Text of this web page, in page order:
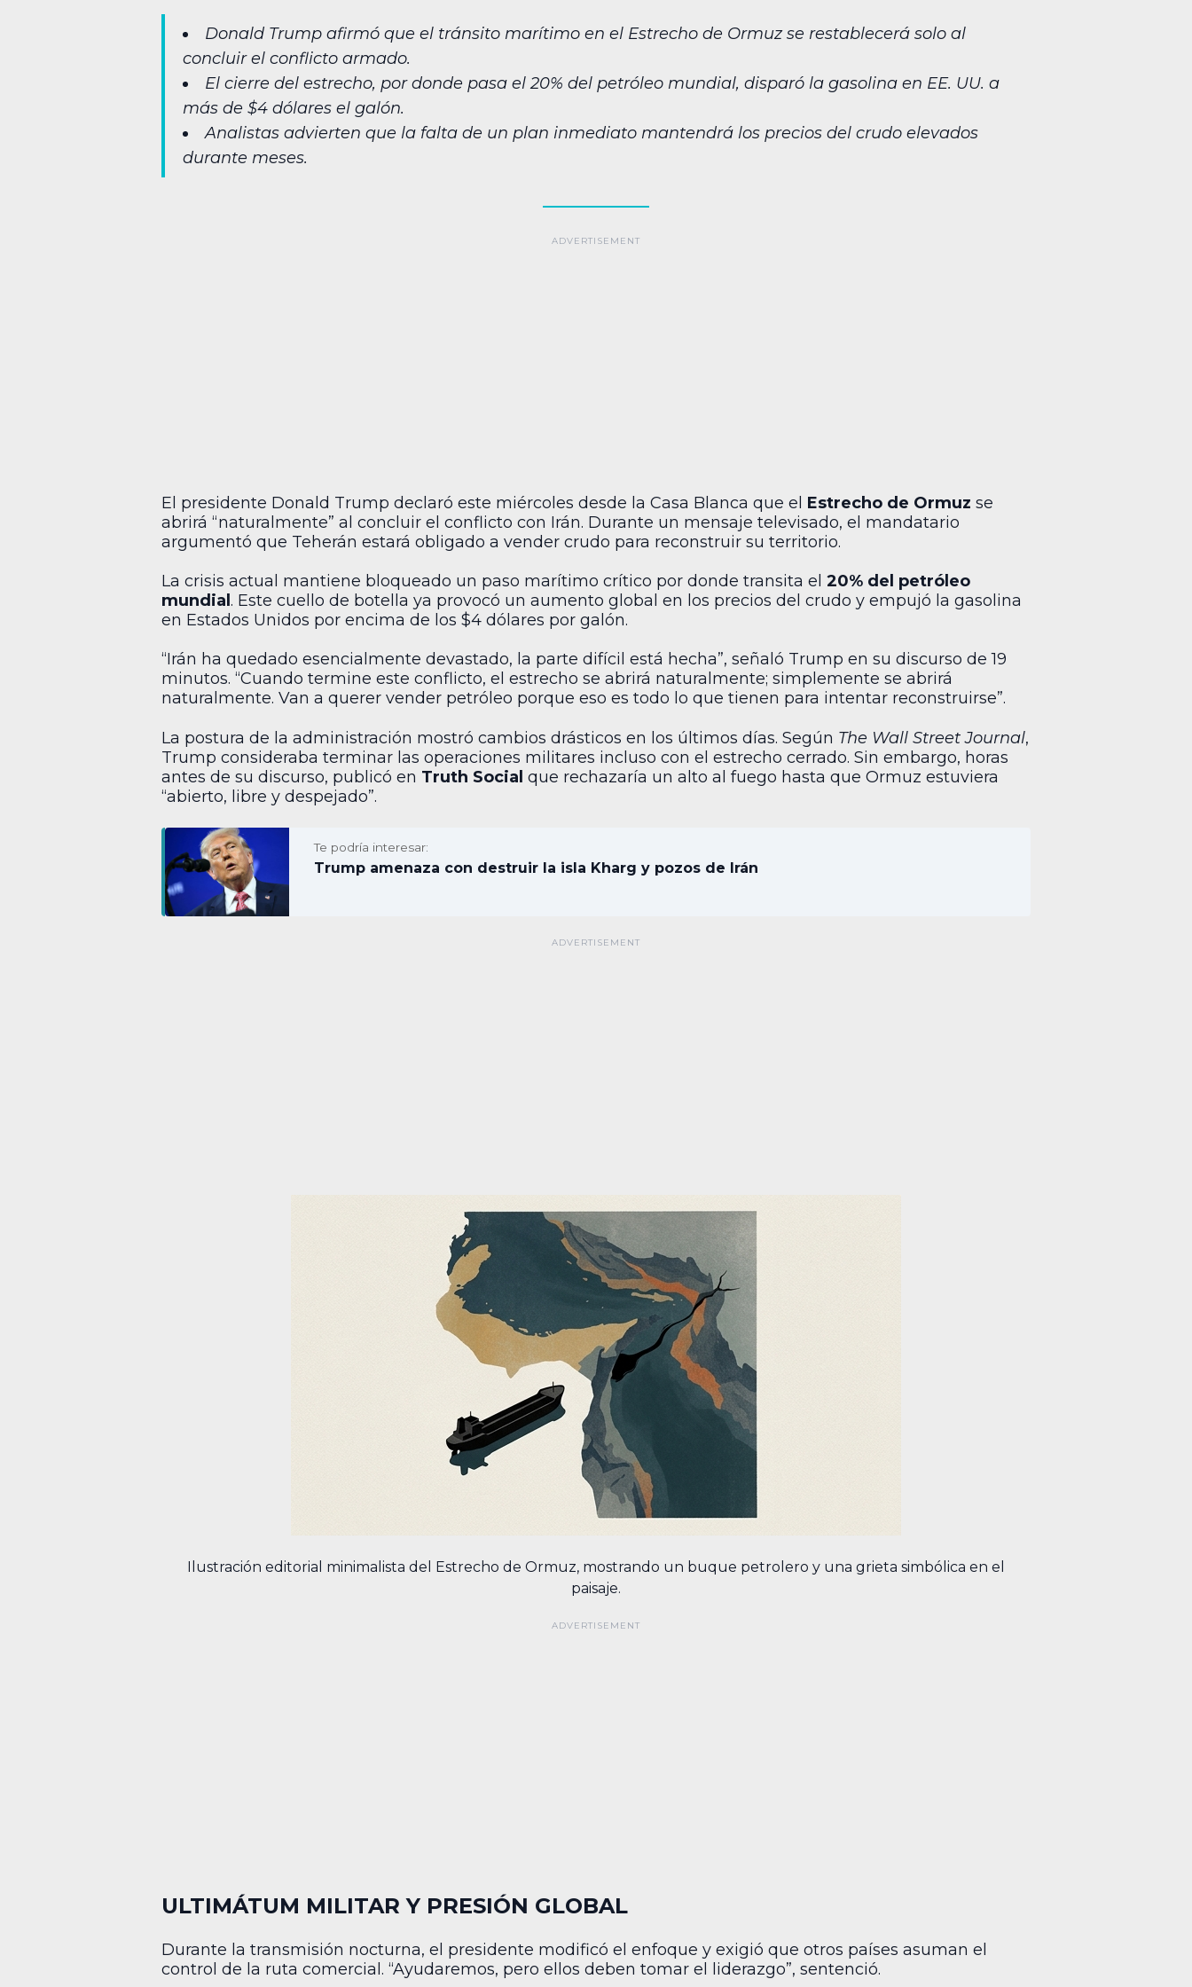
Donald Trump afirmó que el tránsito marítimo en el Estrecho de Ormuz se restablecerá solo al
concluir el conflicto armado.
El cierre del estrecho, por donde pasa el 20% del petróleo mundial, disparó la gasolina en EE. UU. a
más de $4 dólares el galón.
Analistas advierten que la falta de un plan inmediato mantendrá los precios del crudo elevados
durante meses.
El presidente Donald Trump declaró este miércoles desde la Casa Blanca que el Estrecho de Ormuz se
abrirá “naturalmente” al concluir el conflicto con Irán. Durante un mensaje televisado, el mandatario
argumentó que Teherán estará obligado a vender crudo para reconstruir su territorio.
La crisis actual mantiene bloqueado un paso marítimo crítico por donde transita el 20% del petróleo
mundial . Este cuello de botella ya provocó un aumento global en los precios del crudo y empujó la gasolina
en Estados Unidos por encima de los $4 dólares por galón.
“Irán ha quedado esencialmente devastado, la parte difícil está hecha”, señaló Trump en su discurso de 19
minutos. “Cuando termine este conflicto, el estrecho se abrirá naturalmente; simplemente se abrirá
naturalmente. Van a querer vender petróleo porque eso es todo lo que tienen para intentar reconstruirse”.
La postura de la administración mostró cambios drásticos en los últimos días. Según The Wall Street Journal,
Trump consideraba terminar las operaciones militares incluso con el estrecho cerrado. Sin embargo, horas
antes de su discurso, publicó en Truth Social que rechazaría un alto al fuego hasta que Ormuz estuviera
“abierto, libre y despejado”.
Te podría interesar:
Trump amenaza con destruir la isla Kharg y pozos de Irán
Ilustración editorial minimalista del Estrecho de Ormuz, mostrando un buque petrolero y una grieta simbólica en el
paisaje.
ULTIMÁTUM MILITAR Y PRESIÓN GLOBAL
Durante la transmisión nocturna, el presidente modificó el enfoque y exigió que otros países asuman el
control de la ruta comercial. “Ayudaremos, pero ellos deben tomar el liderazgo”, sentenció.